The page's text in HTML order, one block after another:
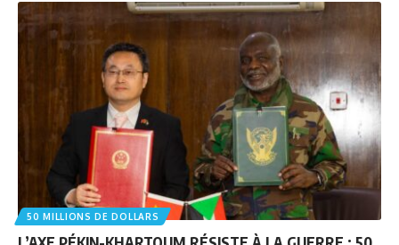
50 MILLIONS DE DOLLARS